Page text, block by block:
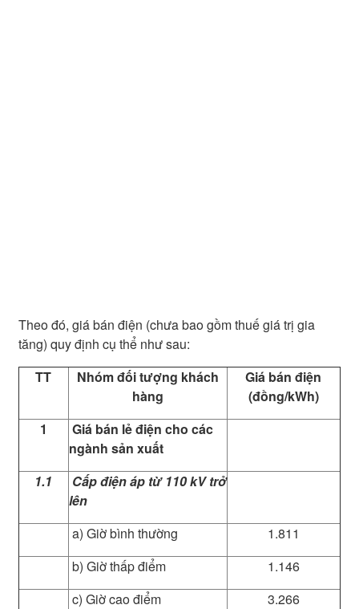
Theo đó, giá bán điện (chưa bao gồm thuế giá trị gia
tăng) quy định cụ thể như sau:
TT
Nhóm đối tượng khách
hàng
Giá bán điện
(đồng/kWh)
1
Giá bán lẻ điện cho các
ngành sản xuất
1.1
Cấp điện áp từ 110 kV trở
lên
a) Giờ bình thường
1.811
b) Giờ thấp điểm
1.146
c) Giờ cao điểm
3.266